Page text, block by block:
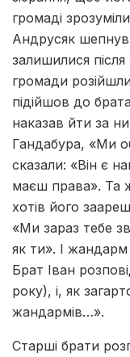
громаді
Андрусяк шепнув
залишилися після
громади
підійшов до
наказав йти за
Гандабура, «Ми
сказали: «Він є
маєш права». Та
хотів його
«Ми зараз тебе
як ти». І
Брат Іван
року), і, як
жандармів…».
Старші брати